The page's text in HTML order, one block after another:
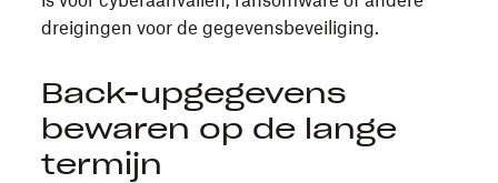
dreigingen voor de gegevensbeveiliging.
Back-upgegevens
bewaren op de lange
termijn